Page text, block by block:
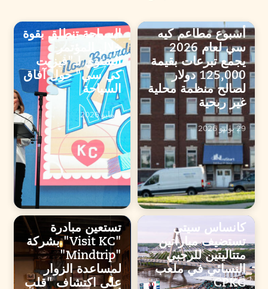
أسبوع مطاعم كيه
سي لعام 2026
يجمع تبرعات بقيمة
125,000 دولار
لصالح منظمة محلية
غير ربحية
29 يوليو 2026
السياحة تنطلق بقوة
خلال المؤتمر
السنوي لـ"فيزيت
كي سي" حول آفاق
السياحة
8 مايو 2026
كانساس سيتي
تستضيف مباراتين
متتاليتين للرجبي
النسائي في ملعب
CPKC
تستعين مبادرة
"Visit KC" بشركة
"Mindtrip"
لمساعدة الزوار
على اكتشاف "قلب